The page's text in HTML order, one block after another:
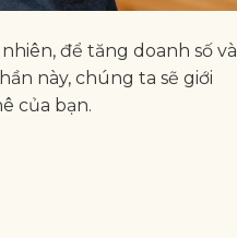
để tăng doanh số và
này, chúng ta sẽ giới
của bạn.